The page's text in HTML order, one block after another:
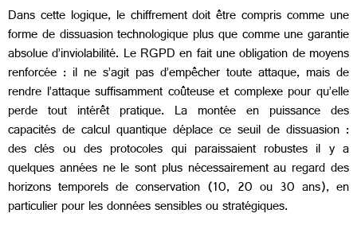
Dans cette logique, le chiffrement doit être compris comme une
forme de dissuasion technologique plus que comme une garantie
absolue d’inviolabilité. Le RGPD en fait une obligation de moyens
renforcée : il ne s’agit pas d’empêcher toute attaque, mais de
rendre l’attaque suffisamment coûteuse et complexe pour qu’elle
perde tout intérêt pratique. La montée en puissance des
capacités de calcul quantique déplace ce seuil de dissuasion :
des clés ou des protocoles qui paraissaient robustes il y a
quelques années ne le sont plus nécessairement au regard des
horizons temporels de conservation (10, 20 ou 30 ans), en
particulier pour les données sensibles ou stratégiques.